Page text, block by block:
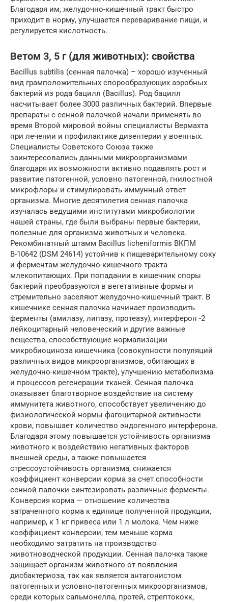
Благодаря им, желудочно-кишечный тракт быстро
приходит в норму, улучшается переваривание пищи, и
регулируется кислотность.
Ветом 3, 5 г (для животных): свойства
Bacillus subtilis (сенная палочка) – хорошо изученный
вид грамположительных спорообразующих аэробных
бактерий из рода бацилл (Bacillus). Род бацилл
насчитывает более 3000 различных бактерий. Впервые
препараты с сенной палочкой начали применять во
время Второй мировой войны специалисты Вермахта
при лечении и профилактике дизентерии у военных.
Специалисты Советского Союза также
заинтересовались данными микроорганизмами
благодаря их возможности активно подавлять рост и
развитие патогенной, условно патогенной, гнилостной
микрофлоры и стимулировать иммунный ответ
организма. Многие десятилетия сенная палочка
изучалась ведущими институтами микробиологии
нашей страны, где были выбраны первые бактерии,
полезные для организма животных и человека.
Рекомбинатный штамм Bacillus licheniformis ВКПМ
В-10642 (DSM 24614) устойчив к пищеварительному соку
и ферментам желудочно-кишечного тракта
млекопитающих. При попадании в кишечник споры
бактерий преобразуются в вегетативные формы и
стремительно заселяют желудочно-кишечный тракт. В
кишечнике сенная палочка начинает производить
ферменты (амилазу, липазу, протеазу), интерферон -2
лейкоцитарный человеческий и другие важные
вещества, способствующие нормализации
микробиоциноза кишечника (совокупности популяций
различных видов микроорганизмов, обитающих в
желудочно-кишечном тракте), улучшению метаболизма
и процессов регенерации тканей. Сенная палочка
оказывает благотворное воздействие на систему
иммунитета животного, способствует увеличению до
физиологической нормы фагоцитарной активности
крови, повышает количество эндогенного интерферона.
Благодаря этому повышается устойчивость организма
животного к воздействию негативных факторов
внешней среды, а также повышается
стрессоустойчивость организма, снижается
коэффициент конверсии корма за счет способности
сенной палочки синтезировать различные ферменты.
Конверсия корма — отношение количества
затраченного корма к единице полученной продукции,
например, к 1 кг привеса или 1 л молока. Чем ниже
коэффициент конверсии, тем меньше корма
необходимо затратить на производство
животноводческой продукции. Сенная палочка также
защищает организм животного от появления
дисбактериоза, так как является антагонистом
патогенных и условно-патогенных микроорганизмов,
среди которых сальмонелла, протей, стрептококк,